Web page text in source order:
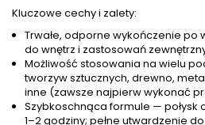
Kluczowe cechy i zalety:
Trwałe, odporne wykończenie po
do wnętrz i zastosowań
Możliwość stosowania na wielu
tworzyw sztucznych, drewno,
inne (zawsze najpierw wykonać
Szybkoschnąca formule — połysk
1–2 godziny; pełne utwardzenie